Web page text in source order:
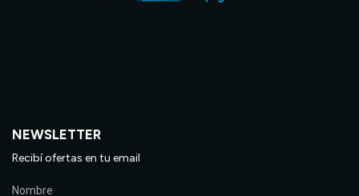
NEWSLETTER
Recibí ofertas en tu email